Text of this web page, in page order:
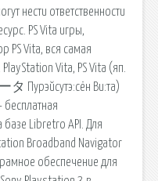
нести ответственности
PS Vita игры,
PS Vita, вся самая
Vita, PS Vita (яп.
Ви:та)
Libretro API. Для
Broadband Navigator
обеспечение для